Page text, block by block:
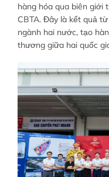
hàng hóa qua biên giới
CBTA. Đây là kết quả
ngành hai nước, tạo
thương giữa hai quốc